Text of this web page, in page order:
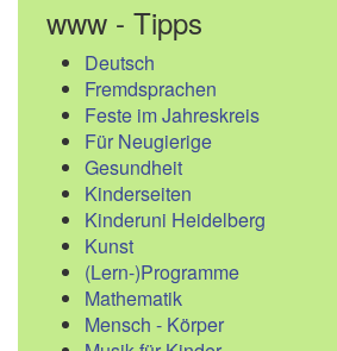
www - Tipps
Deutsch
Fremdsprachen
Feste im Jahreskreis
Für Neugierige
Gesundheit
Kinderseiten
Kinderuni Heidelberg
Kunst
(Lern-)Programme
Mathematik
Mensch - Körper